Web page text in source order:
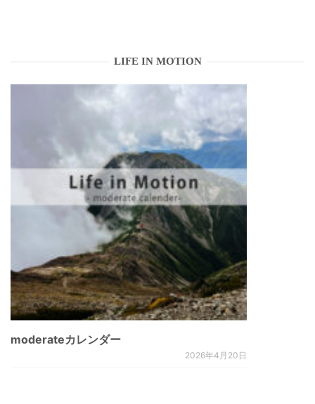
LIFE IN MOTION
moderateカレンダー
2026年4月20日